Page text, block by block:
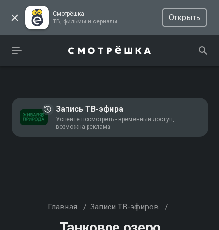
Смотрёшка
ТВ, фильмы и сериалы
Открыть
Запись ТВ-эфира
Успейте посмотреть - временный доступ,
возможна реклама
Главная / Записи ТВ-эфиров /